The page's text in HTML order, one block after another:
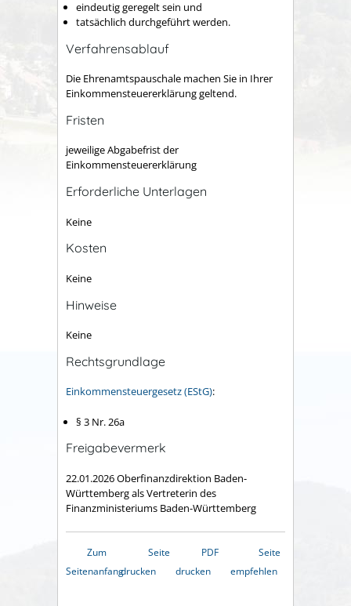
eindeutig geregelt sein und
tatsächlich durchgeführt werden.
Verfahrensablauf
Die Ehrenamtspauschale machen Sie in Ihrer
Einkommensteuererklärung geltend.
Fristen
jeweilige Abgabefrist der
Einkommensteuererklärung
Erforderliche Unterlagen
Keine
Kosten
Keine
Hinweise
Keine
Rechtsgrundlage
Einkommensteuergesetz (EStG):
§ 3 Nr. 26a
Freigabevermerk
22.01.2026Oberfinanzdirektion Baden-
Württemberg als Vertreterin des
Finanzministeriums Baden-Württemberg
Zum
Seitenanfang
Seite
drucken
PDF
drucken
Seite
empfehlen